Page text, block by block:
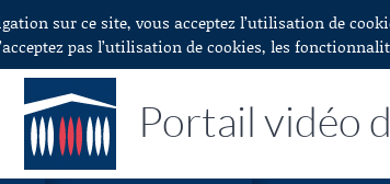
sur ce site, vous acceptez l’utilisation de
pas l’utilisation de cookies, les
Portail vidéo